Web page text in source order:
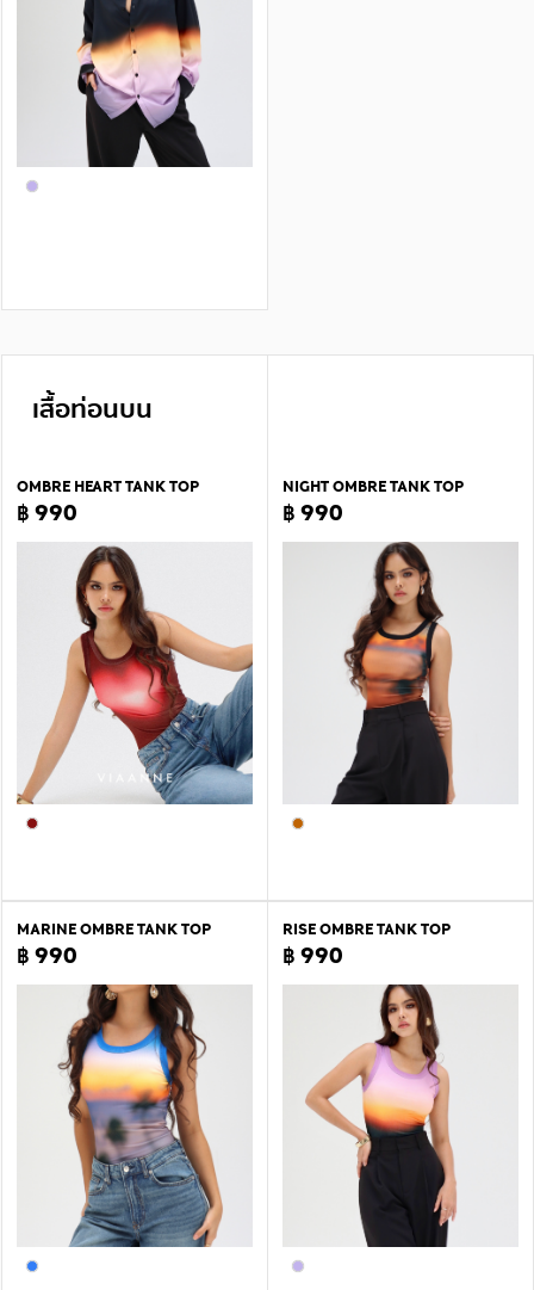
เสื้อท่อนบน
OMBRE HEART TANK TOP
฿ 990
NIGHT OMBRE TANK TOP
฿ 990
MARINE OMBRE TANK TOP
฿ 990
RISE OMBRE TANK TOP
฿ 990